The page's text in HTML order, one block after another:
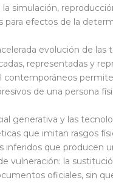
la simulación,
para efectos de la
evolución de
representadas y
de una persona
generativa y las
que imitan rasgos
inferidos que producen
vulneración: la
oficiales, sin